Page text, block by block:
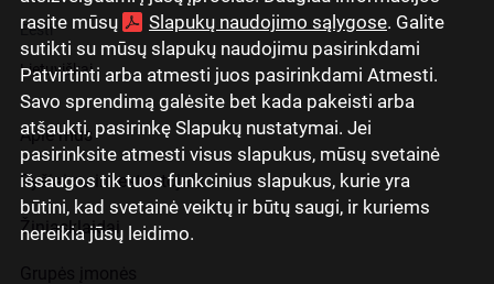
rasite mūsų
Slapukų naudojimo sąlygose. Galite
sutikti su mūsų slapukų naudojimu pasirinkdami
Patvirtinti arba atmesti juos pasirinkdami Atmesti.
Savo sprendimą galėsite bet kada pakeisti arba
atšaukti, pasirinkę Slapukų nustatymai. Jei
pasirinksite atmesti visus slapukus, mūsų svetainė
išsaugos tik tuos funkcinius slapukus, kurie yra
būtini, kad svetainė veiktų ir būtų saugi, ir kuriems
nereikia jūsų leidimo.
Eesti
Lietuviškai
Apie mus
Ryšiai su investuotojais
Žiniasklaidai